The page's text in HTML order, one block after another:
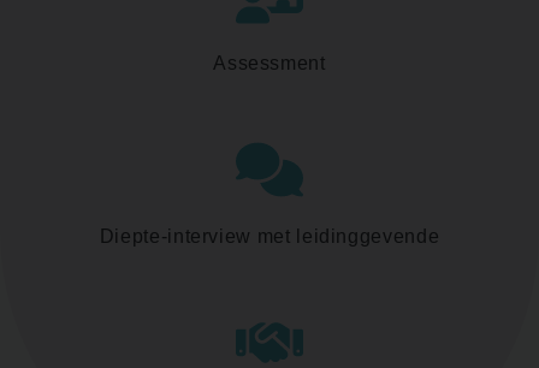
Assessment
Diepte-interview met leidinggevende